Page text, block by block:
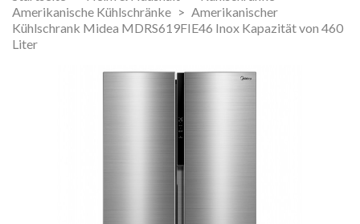
Amerikanische Kühlschränke
Amerikanischer
Kühlschrank Midea MDRS619FIE46 Inox Kapazität von 460
Liter